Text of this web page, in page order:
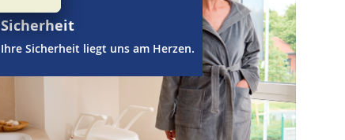
Sicherheit
Ihre Sicherheit liegt uns am Herzen.